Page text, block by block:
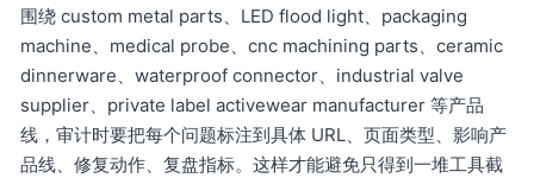
围绕 custom metal parts、LED flood light、packaging
machine、medical probe、cnc machining parts、ceramic
dinnerware、waterproof connector、industrial valve
supplier、private label activewear manufacturer 等产品
线，审计时要把每个问题标注到具体 URL、页面类型、影响产
品线、修复动作、复盘指标。这样才能避免只得到一堆工具截